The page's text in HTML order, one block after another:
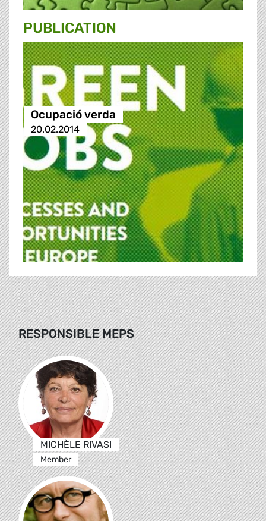
PUBLICATION
Ocupació verda
20.02.2014
RESPONSIBLE MEPS
MICHÈLE RIVASI
Member